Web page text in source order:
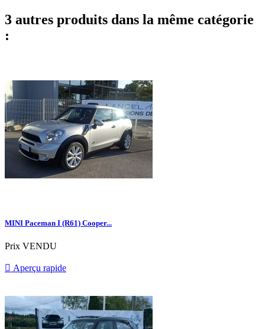
3 autres produits dans la même catégorie
:
MINI Paceman I (R61) Cooper...
Prix VENDU
 Aperçu rapide